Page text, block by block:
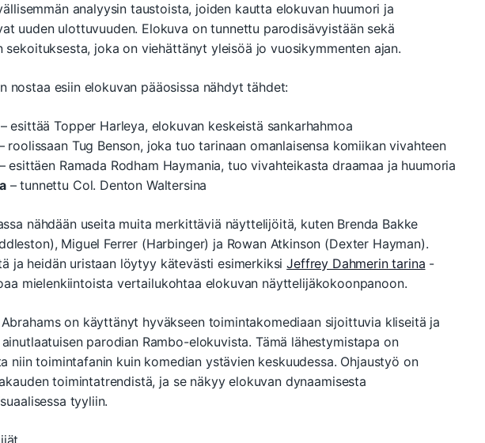
analyysin taustoista, joiden kautta elokuvan huumori ja
uuden ulottuvuuden. Elokuva on tunnettu parodisävyistään sekä
sekoituksesta, joka on viehättänyt yleisöä jo vuosikymmenten ajan.
nostaa esiin elokuvan pääosissa nähdyt tähdet:
– esittää Topper Harleya, elokuvan keskeistä sankarhahmoa
roolissaan Tug Benson, joka tuo tarinaan omanlaisensa komiikan vivahteen
esittäen Ramada Rodham Haymania, tuo vivahteikasta draamaa ja huumoria
– tunnettu Col. Denton Waltersina
nähdään useita muita merkittäviä näyttelijöitä, kuten Brenda Bakke
Miguel Ferrer (Harbinger) ja Rowan Atkinson (Dexter Hayman).
ja heidän uristaan löytyy kätevästi esimerkiksiJeffrey Dahmerin tarina -
mielenkiintoista vertailukohtaa elokuvan näyttelijäkokoonpanoon.
on käyttänyt hyväkseen toimintakomediaan sijoittuvia kliseitä ja
parodian Rambo-elokuvista. Tämä lähestymistapa on
niin toimintafanin kuin komedian ystävien keskuudessa. Ohjaustyö on
toimintatrendistä, ja se näkyy elokuvan dynaamisesta
tyyliin.